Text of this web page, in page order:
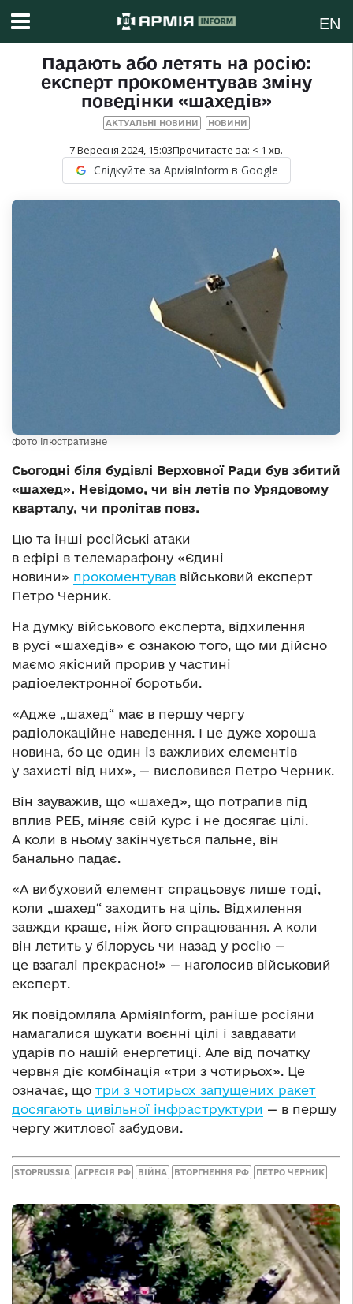
EN
Падають або летять на росію:
експерт прокоментував зміну
поведінки «шахедів»
АКТУАЛЬНІ НОВИНИ НОВИНИ
7 Вересня 2024, 15:03Прочитаєте за: < 1 хв.
Слідкуйте за АрміяInform в Google
фото ілюстративне
Сьогодні біля будівлі Верховної Ради був збитий
«шахед». Невідомо, чи він летів по Урядовому
кварталу, чи пролітав повз.
Цю та інші російські атаки
в ефірі в телемарафону «Єдині
новини» прокоментував військовий експерт
Петро Черник.
На думку військового експерта, відхилення
в русі «шахедів» є ознакою того, що ми дійсно
маємо якісний прорив у частині
радіоелектронної боротьби.
«Адже „шахед“ має в першу чергу
радіолокаційне наведення. І це дуже хороша
новина, бо це один із важливих елементів
у захисті від них», — висловився Петро Черник.
Він зауважив, що «шахед», що потрапив під
вплив РЕБ, міняє свій курс і не досягає цілі.
А коли в ньому закінчується пальне, він
банально падає.
«А вибуховий елемент спрацьовує лише тоді,
коли „шахед“ заходить на ціль. Відхилення
завжди краще, ніж його спрацювання. А коли
він летить у білорусь чи назад у росію —
це взагалі прекрасно!» — наголосив військовий
експерт.
Як повідомляла АрміяInform, раніше росіяни
намагалися шукати воєнні цілі і завдавати
ударів по нашій енергетиці. Але від початку
червня діє комбінація «три з чотирьох». Це
означає, що три з чотирьох запущених ракет
досягають цивільної інфраструктури — в першу
чергу житлової забудови.
STOPRUSSIA АГРЕСІЯ РФ ВІЙНА ВТОРГНЕННЯ РФ ПЕТРО ЧЕРНИК